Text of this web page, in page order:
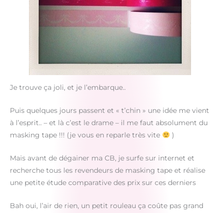
Je trouve ça joli, et je l’embarque..
Puis quelques jours passent et « t’chin » une idée me vient
à l’esprit.. – et là c’est le drame – il me faut absolument du
masking tape !!! (je vous en reparle très vite
)
Mais avant de dégainer ma CB, je surfe sur internet et
recherche tous les revendeurs de masking tape et réalise
une petite étude comparative des prix sur ces derniers
Bah oui, l’air de rien, un petit rouleau ça coûte pas grand